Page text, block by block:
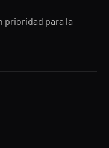
prioridad para la